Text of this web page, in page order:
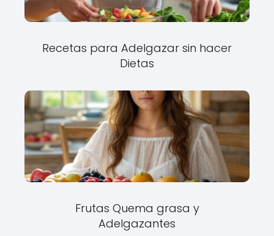
Recetas para Adelgazar sin hacer
Dietas
Frutas Quema grasa y
Adelgazantes